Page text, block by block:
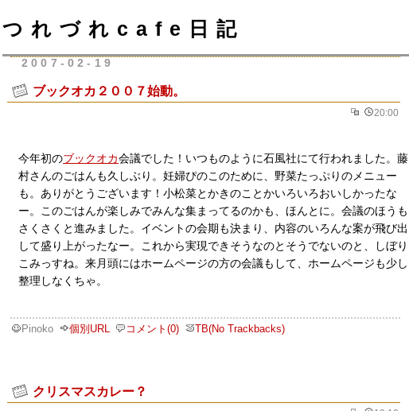
つれづれcafe日記
2007-02-19
ブックオカ２００７始動。
20:00
今年初のブックオカ会議でした！いつものように石風社にて行われました。藤
村さんのごはんも久しぶり。妊婦ぴのこのために、野菜たっぷりのメニュー
も。ありがとうございます！小松菜とかきのことかいろいろおいしかったな
ー。このごはんが楽しみでみんな集まってるのかも、ほんとに。会議のほうも
さくさくと進みました。イベントの会期も決まり、内容のいろんな案が飛び出
して盛り上がったなー。これから実現できそうなのとそうでないのと、しぼり
こみっすね。来月頭にはホームページの方の会議もして、ホームページも少し
整理しなくちゃ。
Pinoko 個別URL コメント(0) TB(No Trackbacks)
クリスマスカレー？